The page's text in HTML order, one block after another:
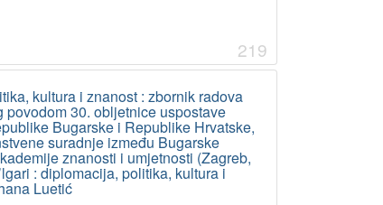
219
kultura i znanost : zbornik radova
30. obljetnice uspostave
Bugarske i Republike Hrvatske,
suradnje između Bugarske
znanosti i umjetnosti (Zagreb,
: diplomacija, politika, kultura i
Luetić